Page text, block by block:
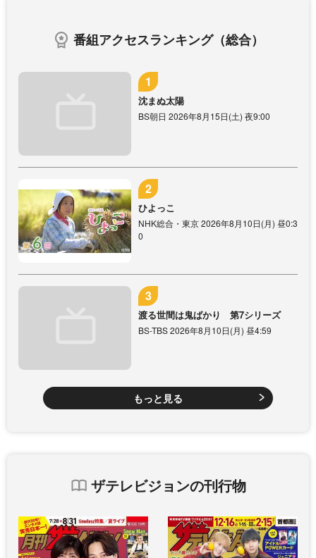
番組アクセスランキング（総合）
沈まぬ太陽
BS朝日 2026年8月15日(土) 夜9:00
ひよっこ
NHK総合・東京 2026年8月10日(月) 昼0:3
0
渡る世間は鬼ばかり 第7シリーズ
BS-TBS 2026年8月10日(月) 昼4:59
もっと見る
ザテレビジョンの刊行物